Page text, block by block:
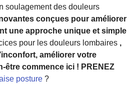
soulagement des douleurs
conçues pour améliorer
une approche unique et simple
pour les douleurs lombaires ,
améliorer votre
être commence ici ! PRENEZ
posture ?